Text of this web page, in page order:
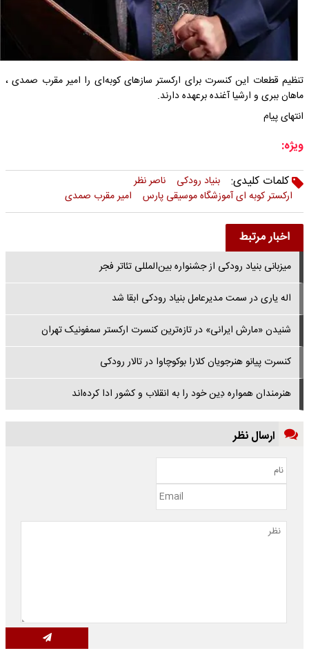
تنظیم قطعات این کنسرت برای ارکستر سازهای کوبه‌ای را امیر مقرب صمدی ،
ماهان ببری و ارشیا آغنده برعهده دارند.
انتهای پیام
ویژه:
کلمات کلیدی:
بنیاد رودکی
ناصر نظر
ارکستر کوبه ای آموزشگاه موسیقی پارس
امیر مقرب صمدی
اخبار مرتبط
میزبانی بنیاد رودکی از جشنواره بین‌المللی تئاتر فجر
اله یاری در سمت مدیرعامل بنیاد رودکی ابقا شد
شنیدن «مارش ایرانی» در تازه‌ترین کنسرت ارکستر سمفونیک تهران
کنسرت پیانو هنرجویان کلارا بوکوچاوا در تالار رودکی
هنرمندان همواره دِین خود را به انقلاب و کشور ادا کرده‌اند
ارسال نظر